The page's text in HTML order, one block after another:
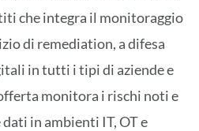
che integra il monitoraggio
di remediation, a difesa
in tutti i tipi di aziende e
monitora i rischi noti e
in ambienti IT, OT e